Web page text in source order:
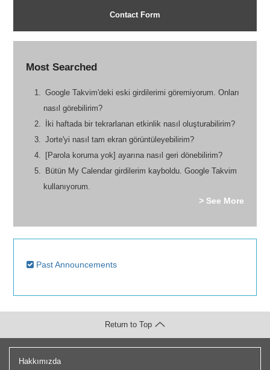
Contact Form
Most Searched
Google Takvim'deki eski girdilerimi göremiyorum. Onları
nasıl görebilirim?
İki haftada bir tekrarlanan etkinlik nasıl oluşturabilirim?
Jorte'yi nasıl tam ekran görüntüleyebilirim?
[Parola koruma yok] ayarına nasıl geri dönebilirim?
Bütün My Calendar girdilerim kayboldu. Google Takvim
kullanıyorum.
> See More
Past Announcements
Hakkımızda
Return to Top